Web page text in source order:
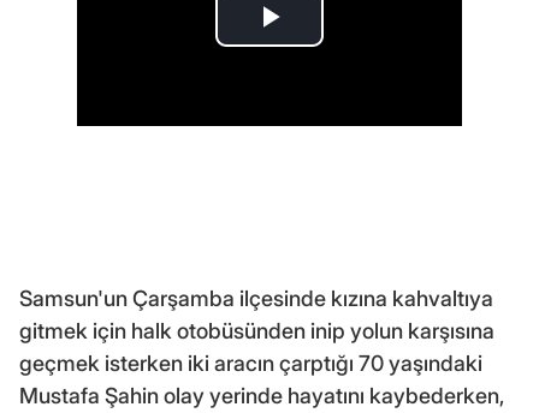
Samsun'un Çarşamba ilçesinde kızına kahvaltıya
gitmek için halk otobüsünden inip yolun karşısına
geçmek isterken iki aracın çarptığı 70 yaşındaki
Mustafa Şahin olay yerinde hayatını kaybederken,